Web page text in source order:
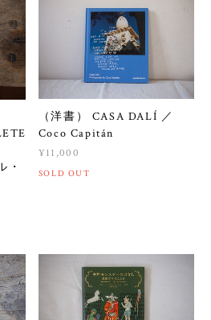
・
（洋書） CASA DALÍ ／
Coco Capitán
¥11,000
SOLD OUT